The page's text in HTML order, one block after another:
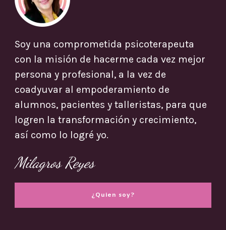
Soy una comprometida psicoterapeuta
con la misión de hacerme cada vez mejor
persona y profesional, a la vez de
coadyuvar al empoderamiento de
alumnos, pacientes y talleristas, para que
logren la transformación y crecimiento,
así como lo logré yo.
Milagros Reyes
¿Quien soy?